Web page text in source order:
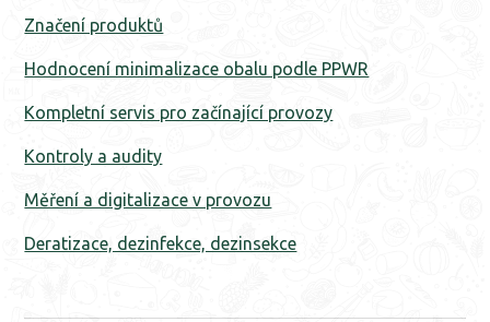
Značení produktů
Hodnocení minimalizace obalu podle PPWR
Kompletní servis pro začínající provozy
Kontroly a audity
Měření a digitalizace v provozu
Deratizace, dezinfekce, dezinsekce